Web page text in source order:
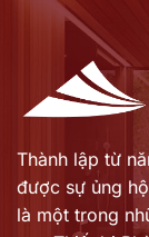
Thành lập từ
được sự ủng
là một trong